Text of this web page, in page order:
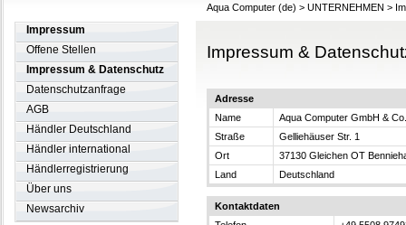
Impressum
Offene Stellen
Impressum & Datenschutz
Datenschutzanfrage
AGB
Händler Deutschland
Händler international
Händlerregistrierung
Über uns
Newsarchiv
Aqua Computer (de) > UNTERNEHMEN >
Impressum &
Adresse
Name
Aqua Computer GmbH &
Straße
Gelliehäuser Str. 1
Ort
37130 Gleichen OT
Land
Deutschland
Kontaktdaten